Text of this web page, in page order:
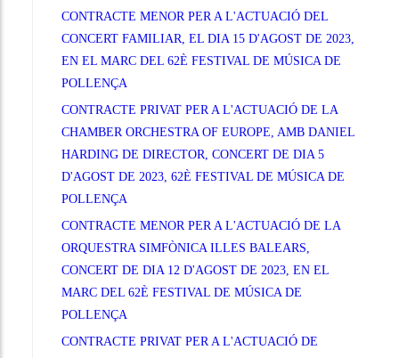
CONTRACTE MENOR PER A L'ACTUACIÓ DEL
CONCERT FAMILIAR, EL DIA 15 D'AGOST DE 2023,
EN EL MARC DEL 62È FESTIVAL DE MÚSICA DE
POLLENÇA
CONTRACTE PRIVAT PER A L'ACTUACIÓ DE LA
CHAMBER ORCHESTRA OF EUROPE, AMB DANIEL
HARDING DE DIRECTOR, CONCERT DE DIA 5
D'AGOST DE 2023, 62È FESTIVAL DE MÚSICA DE
POLLENÇA
CONTRACTE MENOR PER A L'ACTUACIÓ DE LA
ORQUESTRA SIMFÒNICA ILLES BALEARS,
CONCERT DE DIA 12 D'AGOST DE 2023, EN EL
MARC DEL 62È FESTIVAL DE MÚSICA DE
POLLENÇA
CONTRACTE PRIVAT PER A L'ACTUACIÓ DE